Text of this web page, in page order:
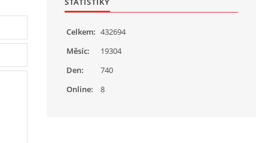
Online: 8
Celkem: 432694
Měsíc:
19304
Den:
740